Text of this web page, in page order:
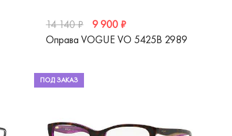
14 140 ₽
9 900 ₽
Оправа VOGUE VO 5425B 2989
ПОД ЗАКАЗ